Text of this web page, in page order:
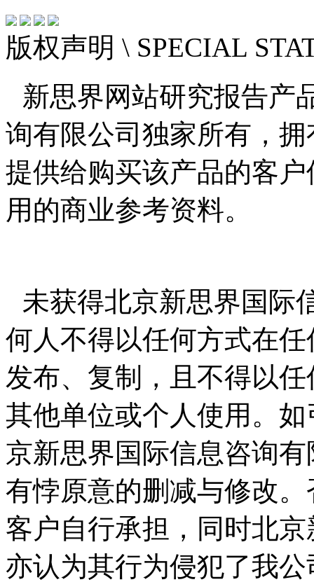
版权声明 \ SPECIAL
新思界网站研究报告产
询有限公司独家所有，
提供给购买该产品的客
用的商业参考资料。
未获得北京新思界国际
何人不得以任何方式在
发布、复制，且不得以
其他单位或个人使用。
京新思界国际信息咨询
有悖原意的删减与修改
客户自行承担，同时北
亦认为其行为侵犯了我